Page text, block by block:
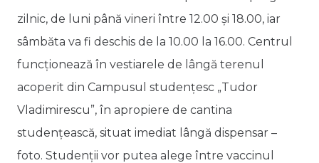
zilnic, de luni până vineri între 12.00 și 18.00, iar
sâmbăta va fi deschis de la 10.00 la 16.00. Centrul
funcționează în vestiarele de lângă terenul
acoperit din Campusul studențesc „Tudor
Vladimirescu”, în apropiere de cantina
studențească, situat imediat lângă dispensar –
foto. Studenții vor putea alege între vaccinul